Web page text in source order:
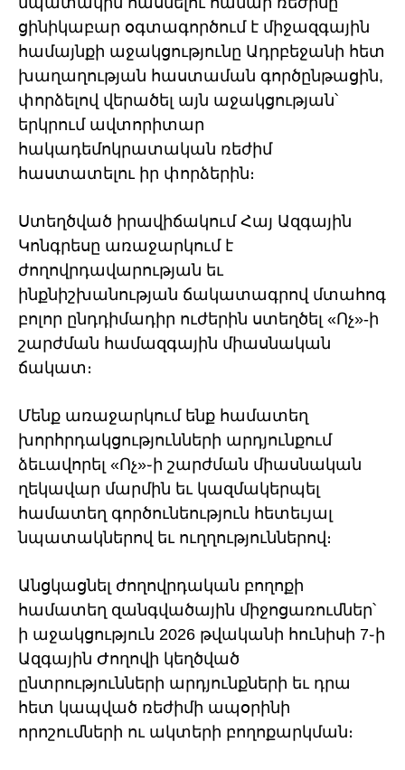
ցինիկաբար օգտագործում է միջազգային
համայնքի աջակցությունը Ադրբեջանի հետ
խաղաղության հաստաման գործընթացին,
փորձելով վերածել այն աջակցության՝
երկրում ավտորիտար
հակադեմոկրատական ռեժիմ
հաստատելու իր փորձերին։
Ստեղծված իրավիճակում Հայ Ազգային
Կոնգրեսը առաջարկում է
ժողովրդավարության եւ
ինքնիշխանության ճակատագրով մտահոգ
բոլոր ընդդիմադիր ուժերին ստեղծել «Ոչ»-ի
շարժման համազգային միասնական
ճակատ։
Մենք առաջարկում ենք համատեղ
խորհրդակցությունների արդյունքում
ձեւավորել «Ոչ»֊ի շարժման միասնական
ղեկավար մարմին եւ կազմակերպել
համատեղ գործունեություն հետեւյալ
նպատակներով եւ ուղղություններով։
​Անցկացնել ժողովրդական բողոքի
համատեղ զանգվածային միջոցառումներ՝
ի աջակցություն 2026 թվականի հունիսի 7֊ի
Ազգային Ժողովի կեղծված
ընտրությունների արդյունքների եւ դրա
հետ կապված ռեժիմի ապօրինի
որոշումների ու ակտերի բողոքարկման։